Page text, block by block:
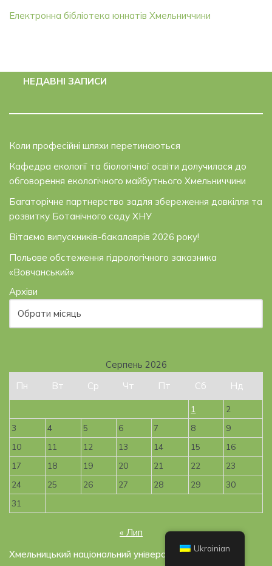
Електронна бібліотека юннатів Хмельниччини
НЕДАВНІ ЗАПИСИ
Коли професійні шляхи перетинаються
Кафедра екології та біологічної освіти долучилася до
обговорення екологічного майбутнього Хмельниччини
Багаторічне партнерство задля збереження довкілля та
розвитку Ботанічного саду ХНУ
Вітаємо випускників-бакалаврів 2026 року!
Польове обстеження гідрологічного заказника
«Вовчанський»
Архіви
Серпень 2026
Пн
Вт Ср Чт Пт Сб Нд
1
2
3
4 5 6 7 8
9
10
11 12 13 14 15
16
17
18 19 20 21 22
23
24
25 26 27 28 29
30
31
« Лип
Хмельницький національний університет, 2019-2026
Ukrainian